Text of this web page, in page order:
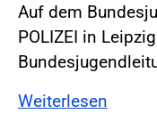
Auf dem
POLIZEI in
Weiterlesen